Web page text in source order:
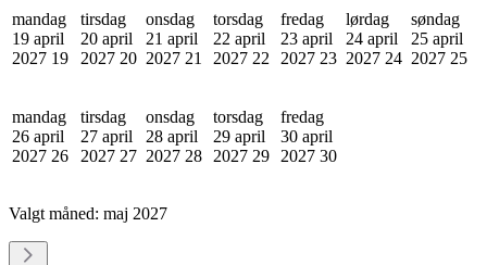
mandag
19 april
2027 19
tirsdag
20 april
2027 20
onsdag
21 april
2027 21
torsdag
22 april
2027 22
fredag
23 april
2027 23
lørdag
24 april
2027 24
søndag
25 april
2027 25
mandag
26 april
2027 26
tirsdag
27 april
2027 27
onsdag
28 april
2027 28
torsdag
29 april
2027 29
fredag
30 april
2027 30
Valgt måned: maj 2027